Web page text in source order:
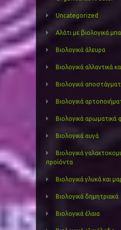
Uncategorized
Αλάτι με βιολογικά
Βιολογικά άλευρα
Βιολογικά αλλαντικά
Βιολογικά
Βιολογικά
Βιολογικά αρωματικά
Βιολογικά αυγά
Βιολογικά
προϊόντα
Βιολογικά γλυκά και
Βιολογικά δημητριακά
Βιολογικά έλαια